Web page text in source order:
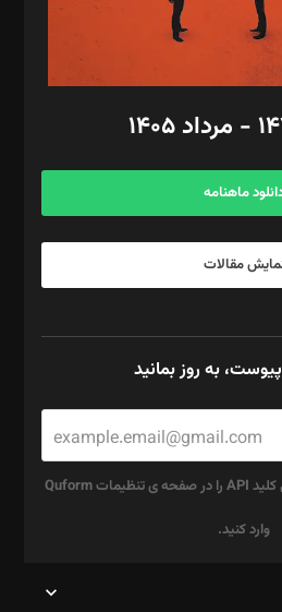
ثابت
ماهنامه
مقالات
به روز بمانید
برای استفاده از ریکپچا بایستی کلید API را در صفحه ی تنظیمات Quform
وارد کنید.